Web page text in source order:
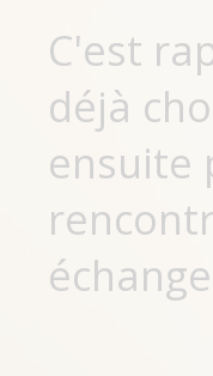
C'est
déjà
ensuite